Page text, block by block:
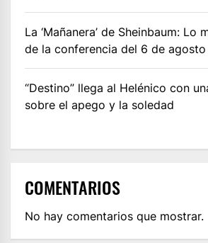
La ‘Mañanera’ de Sheinbaum: Lo
de la conferencia del 6 de agosto
“Destino” llega al Helénico con
sobre el apego y la soledad
COMENTARIOS
No hay comentarios que mostrar.